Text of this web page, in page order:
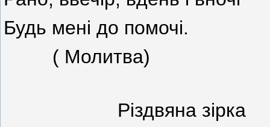
Будь мені до помочі.
( Молитва)
Різдвяна зірка